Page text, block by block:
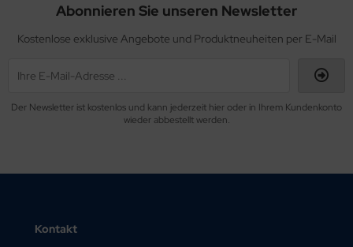
Abonnieren Sie unseren Newsletter
Kostenlose exklusive Angebote und Produktneuheiten per E-Mail
Der Newsletter ist kostenlos und kann jederzeit hier oder in Ihrem Kundenkonto
wieder abbestellt werden.
Kontakt